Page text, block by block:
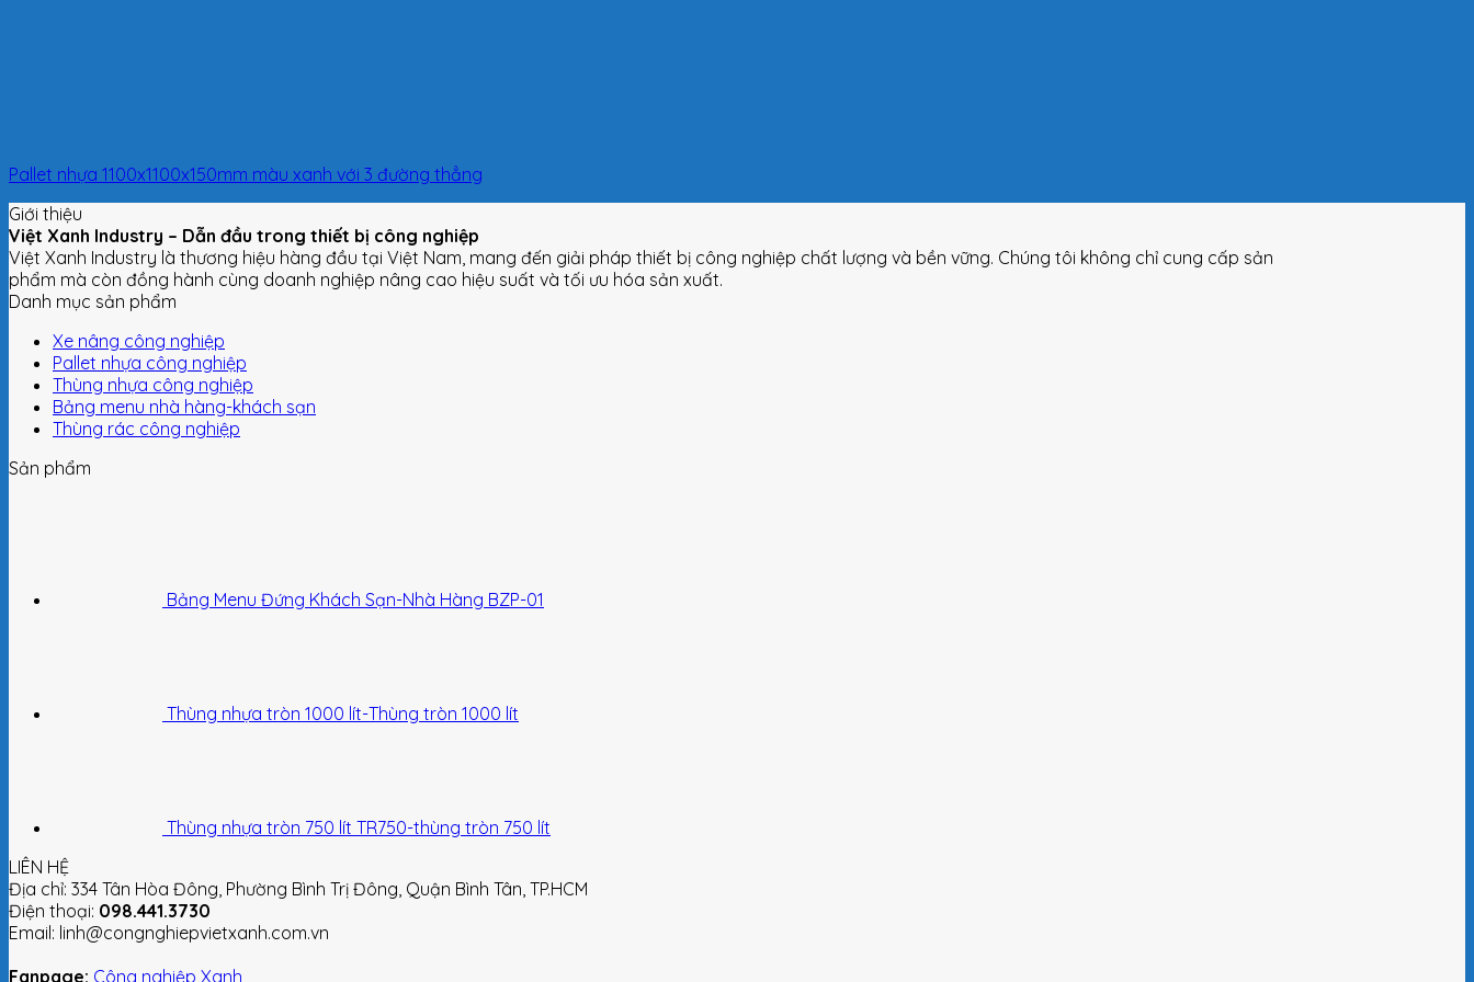
Pallet nhựa 1100x1100x150mm màu xanh với 3 đường thẳng
Giới thiệu
Việt Xanh Industry – Dẫn đầu trong thiết bị công nghiệp
Việt Xanh Industry là thương hiệu hàng đầu tại Việt Nam, mang đến giải pháp thiết bị công nghiệp chất lượng và bền vững. Chúng tôi không chỉ cung cấp sản
phẩm mà còn đồng hành cùng doanh nghiệp nâng cao hiệu suất và tối ưu hóa sản xuất.
Danh mục sản phẩm
Xe nâng công nghiệp
Pallet nhựa công nghiệp
Thùng nhựa công nghiệp
Bảng menu nhà hàng-khách sạn
Thùng rác công nghiệp
Sản phẩm
Bảng Menu Đứng Khách Sạn-Nhà Hàng BZP-01
Thùng nhựa tròn 1000 lít-Thùng tròn 1000 lít
Thùng nhựa tròn 750 lít TR750-thùng tròn 750 lít
LIÊN HỆ
Địa chỉ: 334 Tân Hòa Đông, Phường Bình Trị Đông, Quận Bình Tân, TP.HCM
Điện thoại: 098.441.3730
Email: linh@congnghiepvietxanh.com.vn
Fanpage: Công nghiệp Xanh